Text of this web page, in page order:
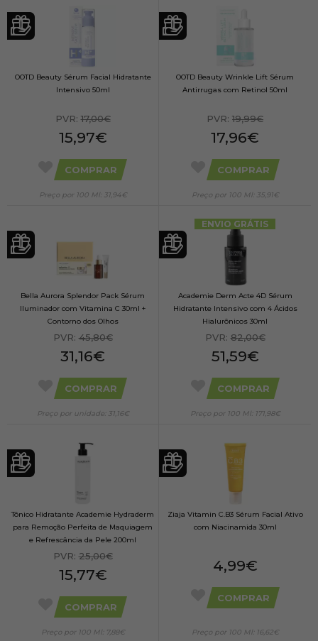
OOTD Beauty Sérum Facial Hidratante
Intensivo 50ml
PVR:17,00€
15,97€
COMPRAR
Preço por 100 Ml: 31,94€
OOTD Beauty Wrinkle Lift Sérum
Antirrugas com Retinol 50ml
PVR: 19,99€
17,96€
COMPRAR
Preço por 100 Ml: 35,91€
Bella Aurora Splendor Pack Sérum
Iluminador com Vitamina C 30ml +
Contorno dos Olhos
Antienvelhecimento 15ml
PVR:45,80€
31,16€
COMPRAR
Preço por unidade: 31,16€
ENVIO GRÁTIS
Academie Derm Acte 4D Sérum
Hidratante Intensivo com 4 Ácidos
Hialurônicos 30ml
PVR:82,00€
51,59€
COMPRAR
Preço por 100 Ml: 171,98€
Tônico Hidratante Academie Hydraderm
para Remoção Perfeita de Maquiagem
e Refrescância da Pele 200ml
PVR:25,00€
15,77€
COMPRAR
Preço por 100 Ml: 7,88€
Ziaja Vitamin C.B3 Sérum Facial Ativo
com Niacinamida 30ml
4,99€
COMPRAR
Preço por 100 Ml: 16,62€